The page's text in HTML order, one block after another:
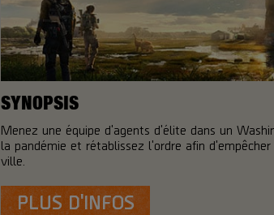
SYNOPSIS
Menez une équipe d'agents d'élite dans un
la pandémie et rétablissez l'ordre afin
ville.
PLUS D'INFOS